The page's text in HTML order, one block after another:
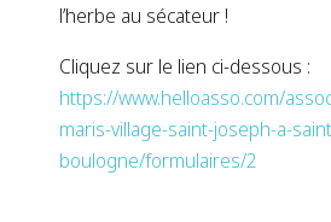
l’herbe au sécateur !
Cliquez sur le lien ci-dessous :
https://www.helloasso.com/
maris-village-saint-joseph-a-
boulogne/formulaires/2